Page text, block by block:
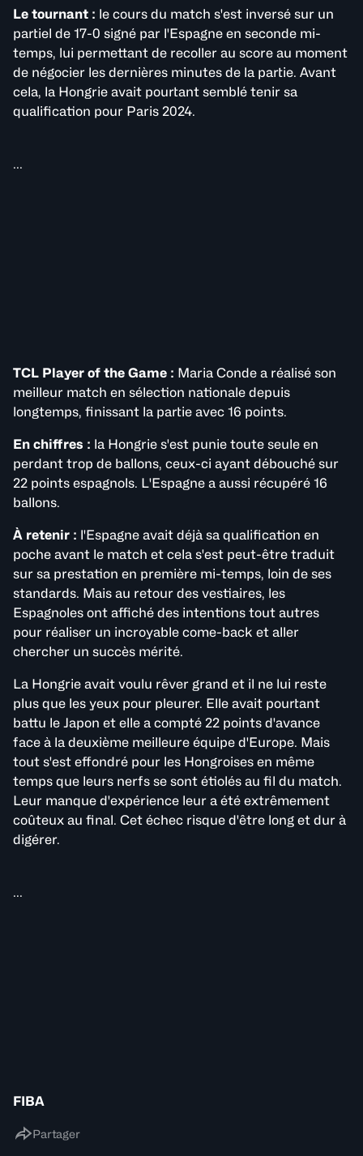
Le tournant : le cours du match s'est inversé sur un
partiel de 17-0 signé par l'Espagne en seconde mi-
temps, lui permettant de recoller au score au moment
de négocier les dernières minutes de la partie. Avant
cela, la Hongrie avait pourtant semblé tenir sa
qualification pour Paris 2024.
...
TCL Player of the Game : Maria Conde a réalisé son
meilleur match en sélection nationale depuis
longtemps, finissant la partie avec 16 points.
En chiffres : la Hongrie s'est punie toute seule en
perdant trop de ballons, ceux-ci ayant débouché sur
22 points espagnols. L'Espagne a aussi récupéré 16
ballons.
À retenir : l'Espagne avait déjà sa qualification en
poche avant le match et cela s'est peut-être traduit
sur sa prestation en première mi-temps, loin de ses
standards. Mais au retour des vestiaires, les
Espagnoles ont affiché des intentions tout autres
pour réaliser un incroyable come-back et aller
chercher un succès mérité.
La Hongrie avait voulu rêver grand et il ne lui reste
plus que les yeux pour pleurer. Elle avait pourtant
battu le Japon et elle a compté 22 points d'avance
face à la deuxième meilleure équipe d'Europe. Mais
tout s'est effondré pour les Hongroises en même
temps que leurs nerfs se sont étiolés au fil du match.
Leur manque d'expérience leur a été extrêmement
coûteux au final. Cet échec risque d'être long et dur à
digérer.
...
FIBA
Partager